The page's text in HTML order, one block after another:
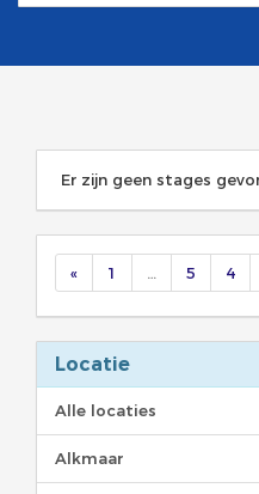
Er zijn geen stages
« 1 5 4
Locatie
Alle locaties
Alkmaar